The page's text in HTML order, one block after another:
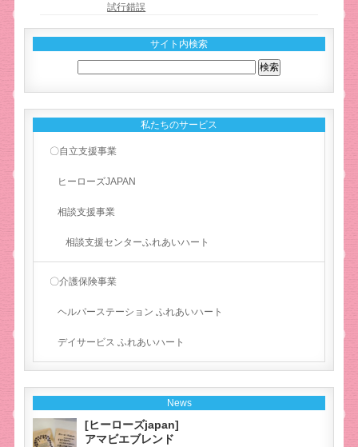
試行錯誤
サイト内検索
私たちのサービス
〇自立支援事業
ヒーローズJAPAN
相談支援事業
相談支援センターふれあいハート
〇介護保険事業
ヘルパーステーション ふれあいハート
デイサービス ふれあいハート
News
[ヒーローズjapan]
アマビエブレンド